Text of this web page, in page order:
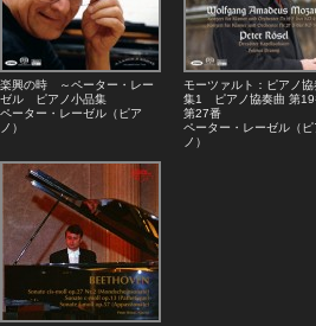
楽興の時 ～ペーター・レー
ゼル ピアノ小品集
ペーター・レーゼル（ピア
ノ）
モーツァルト：ピアノ協
集1 ピアノ協奏曲 第19
第27番
ペーター・レーゼル（ピ
ノ）